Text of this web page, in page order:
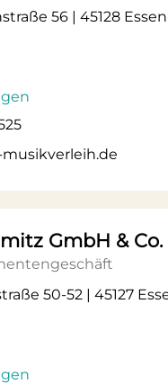
56 | 45128 Essen
musikverleih.de
GmbH & Co.
50-52 | 45127